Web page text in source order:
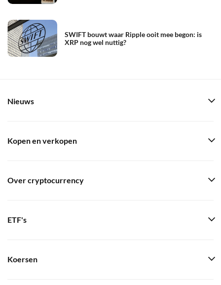
SWIFT bouwt waar Ripple ooit mee begon: is
XRP nog wel nuttig?
Nieuws
Kopen en verkopen
Over cryptocurrency
ETF's
Koersen